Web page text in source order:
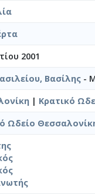
2001
Βασίλης -
| Κρατικό
Ωδείο